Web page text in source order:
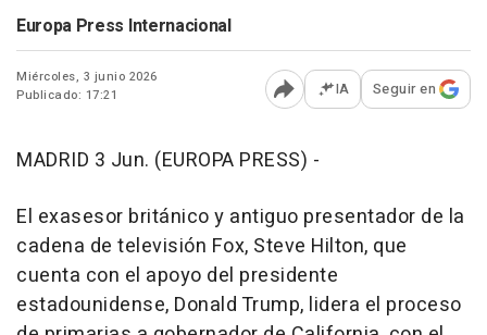
Europa Press Internacional
Miércoles, 3 junio 2026
Publicado: 17:21
Abrir opciones para
IA Seguir en
MADRID 3 Jun. (EUROPA PRESS) -
El exasesor británico y antiguo presentador de la
cadena de televisión Fox, Steve Hilton, que
cuenta con el apoyo del presidente
estadounidense, Donald Trump, lidera el proceso